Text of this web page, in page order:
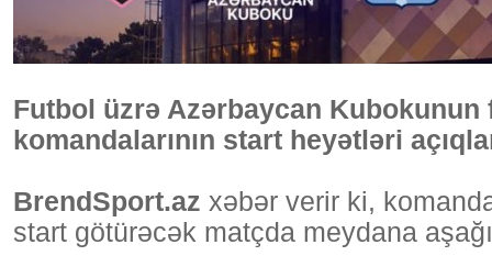
Futbol üzrə Azərbaycan
komandalarının start heyətləri
BrendSport.az xəbər verir ki,
start götürəcək matçda meydana